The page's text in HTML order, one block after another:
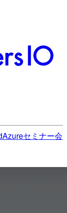
Azureセミナー会